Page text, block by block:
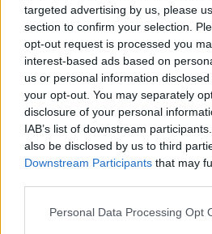
targeted advertising by us, please
section to confirm your selection.
opt-out request is processed you
interest-based ads based on
us or personal information
your opt-out. You may separately
disclosure of your personal
IAB’s list of downstream
also be disclosed by us to third
Downstream Participants that may
Please note that this website/app
Personal Data Processing Opt